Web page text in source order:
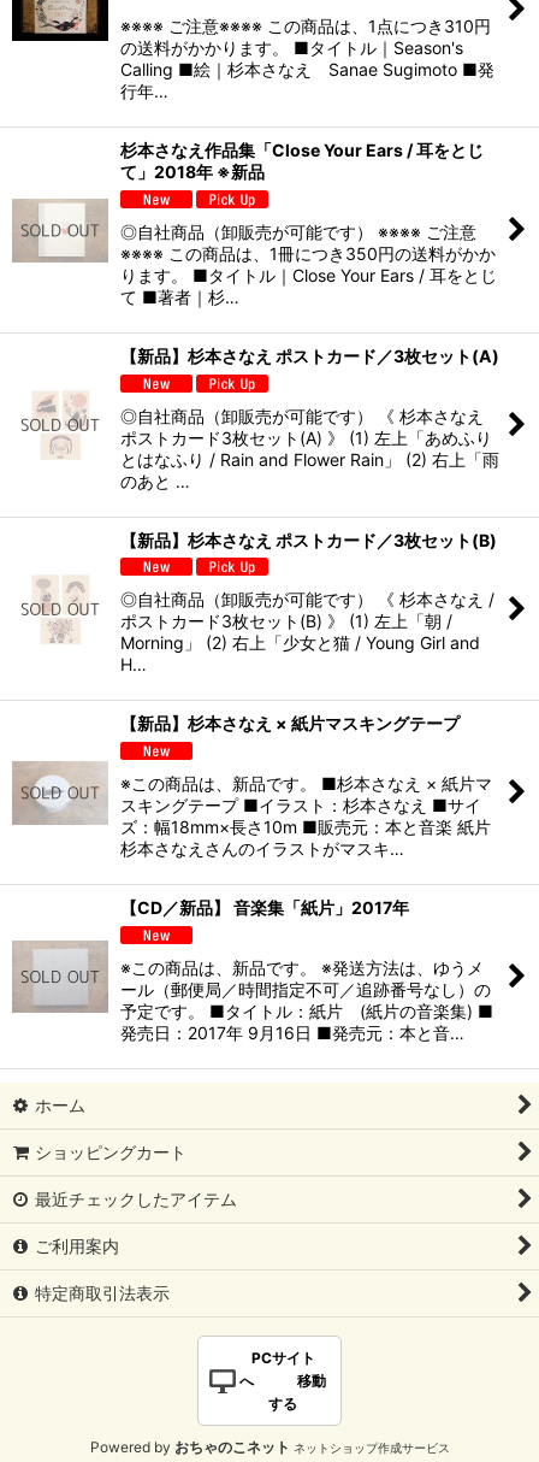
※※※※ ご注意※※※※ この商品は、1点につき310円
の送料がかかります。 ■タイトル｜Season's
Calling ■絵｜杉本さなえ Sanae Sugimoto ■発
行年…
杉本さなえ作品集「Close Your Ears / 耳をとじ
て」2018年 ※新品
◎自社商品（卸販売が可能です） ※※※※ ご注意
※※※※ この商品は、1冊につき350円の送料がかか
ります。 ■タイトル｜Close Your Ears / 耳をとじ
て ■著者｜杉…
【新品】杉本さなえ ポストカード／3枚セット(A)
◎自社商品（卸販売が可能です） 《 杉本さなえ
ポストカード3枚セット(A) 》 (1) 左上「あめふり
とはなふり / Rain and Flower Rain」 (2) 右上「雨
のあと …
【新品】杉本さなえ ポストカード／3枚セット(B)
◎自社商品（卸販売が可能です） 《 杉本さなえ /
ポストカード3枚セット(B) 》 (1) 左上「朝 /
Morning」 (2) 右上「少女と猫 / Young Girl and
H…
【新品】杉本さなえ × 紙片マスキングテープ
※この商品は、新品です。 ■杉本さなえ × 紙片マ
スキングテープ ■イラスト：杉本さなえ ■サイ
ズ：幅18mm×長さ10m ■販売元：本と音楽 紙片
杉本さなえさんのイラストがマスキ…
【CD／新品】 音楽集「紙片」2017年
※この商品は、新品です。 ※発送方法は、ゆうメ
ール（郵便局／時間指定不可／追跡番号なし）の
予定です。 ■タイトル：紙片 (紙片の音楽集) ■
発売日：2017年 9月16日 ■発売元：本と音…
ホーム
ショッピングカート
最近チェックしたアイテム
ご利用案内
特定商取引法表示
PCサイト
へ 移動
する
Powered by おちゃのこネット ネットショップ作成サービス